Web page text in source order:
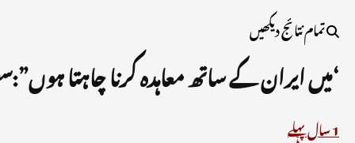
تمام نتائج دیکھیں
‘میں ایران کے ساتھ معاہدہ کرنا چاہتا
1 سال پہلے